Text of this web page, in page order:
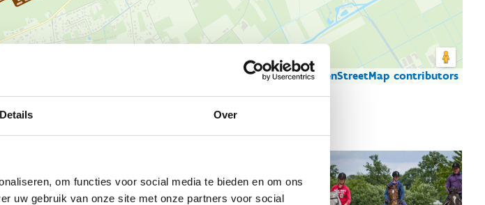
Details Over
om functies voor social media te bieden en om ons
uw gebruik van onze site met onze partners voor social
© Thunderforest© OpenStreetMap contributors